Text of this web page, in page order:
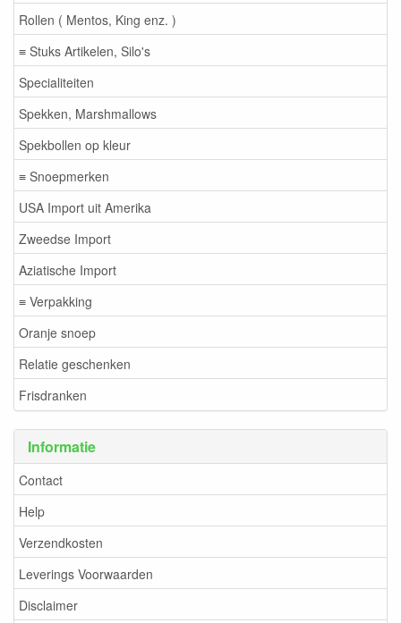
Rollen ( Mentos, King enz. )
≡ Stuks Artikelen, Silo's
Specialiteiten
Spekken, Marshmallows
Spekbollen op kleur
≡ Snoepmerken
USA Import uit Amerika
Zweedse Import
Aziatische Import
≡ Verpakking
Oranje snoep
Relatie geschenken
Frisdranken
Informatie
Contact
Help
Verzendkosten
Leverings Voorwaarden
Disclaimer